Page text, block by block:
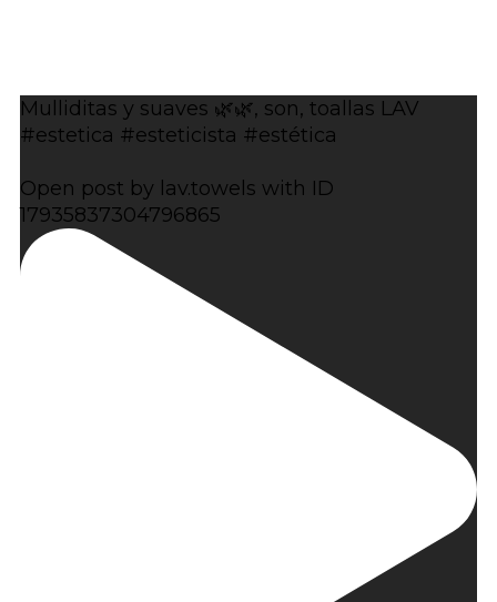
Mulliditas y suaves 🌿🌿, son, toallas LAV
#estetica #esteticista #estética
Open post by lav.towels with ID
17935837304796865